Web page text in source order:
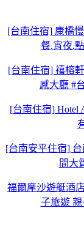
[台南住宿] 康橋
餐.宵夜.
[台南住宿] 禧榕
感大廳 #
[台南住宿] Hotel
[台南安平住宿] 台
間大
福爾摩沙遊艇酒
子旅遊